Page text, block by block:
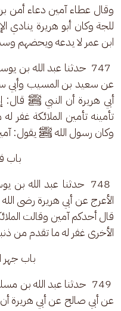
وقال عطاء آمين دعاء أمن
للجة وكان أبو هريرة ينادي
ابن عمر لا يدعه ويحضهم
747  حدثنا عبد الله
عن سعيد بن المسيب وأبي
أبي هريرة أن النبي ﷺ قال:
تأمينه تأمين الملائكة
وكان رسول الله ﷺ يقول:
باب
748  حدثنا عبد الله
الأعرج عن أبي هريرة رضى
قال أحدكم آمين وقالت
الأخرى غفر له ما تقدم من
باب جهر
749  حدثنا عبد الله
عن أبي صالح عن أبي هريرة